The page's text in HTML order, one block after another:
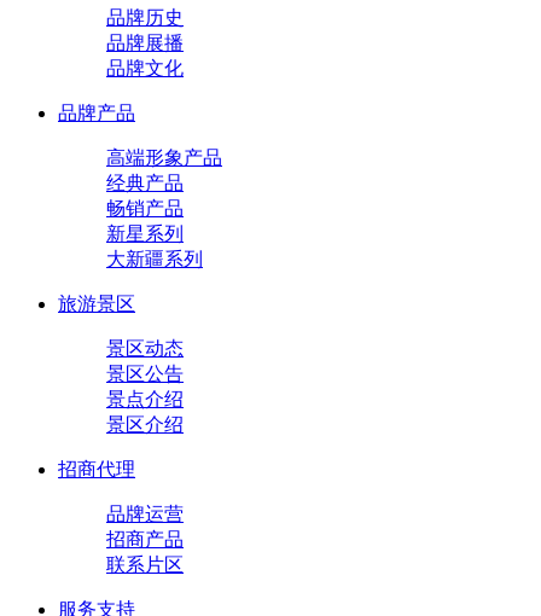
品牌历史
品牌展播
品牌文化
品牌产品
高端形象产品
经典产品
畅销产品
新星系列
大新疆系列
旅游景区
景区动态
景区公告
景点介绍
景区介绍
招商代理
品牌运营
招商产品
联系片区
服务支持